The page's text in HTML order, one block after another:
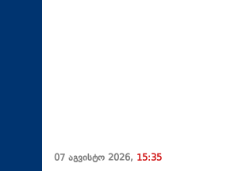
07 აგვისტო 2026, 15:35